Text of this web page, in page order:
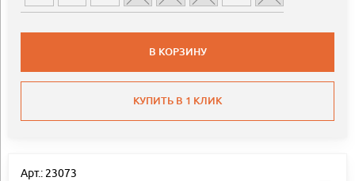
В КОРЗИНУ
КУПИТЬ В 1 КЛИК
Арт.: 23073